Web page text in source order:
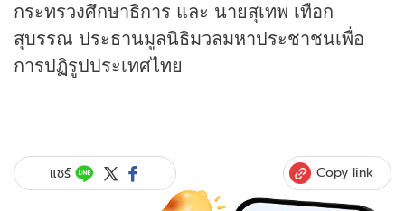
กระทรวงศึกษาธิการ และ นายสุเทพ เทือก
สุบรรณ ประธานมูลนิธิมวลมหาประชาชนเพื่อ
การปฏิรูปประเทศไทย
แชร์ Copy link